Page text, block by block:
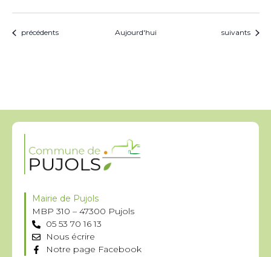
Évènements
précédents Aujourd'hui Évènements
suivants
Mairie de Pujols
MBP 310 – 47300 Pujols
05 53 70 16 13
Nous écrire
Notre page Facebook